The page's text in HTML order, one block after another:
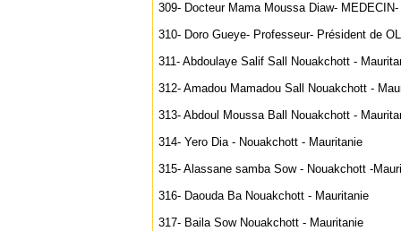
309- Docteur Mama Moussa Diaw-
310- Doro Gueye- Professeur- Président de
311- Abdoulaye Salif Sall Nouakchott -
312- Amadou Mamadou Sall Nouakchott -
313- Abdoul Moussa Ball Nouakchott -
314- Yero Dia - Nouakchott - Mauritanie
315- Alassane samba Sow - Nouakchott -
316- Daouda Ba Nouakchott - Mauritanie
317- Baila Sow Nouakchott - Mauritanie